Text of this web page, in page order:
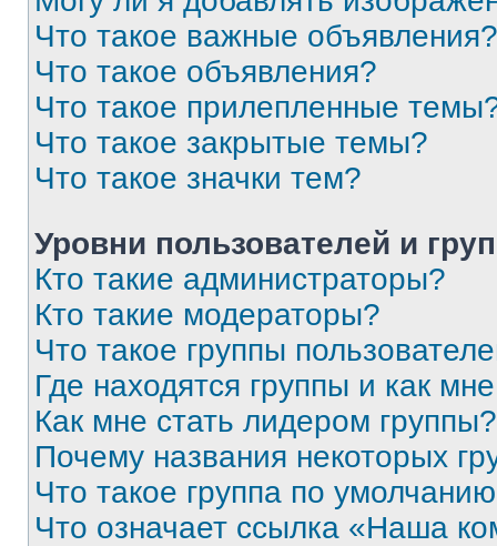
Что такое важные объявления?
Что такое объявления?
Что такое прилепленные
Что такое закрытые темы?
Что такое значки тем?
Уровни пользователей и
Кто такие администраторы?
Кто такие модераторы?
Что такое группы
Где находятся группы и как
Как мне стать лидером группы?
Почему названия некоторых
Что такое группа по
Что означает ссылка «Наша